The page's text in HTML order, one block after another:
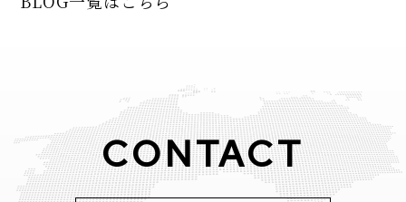
CONTACT